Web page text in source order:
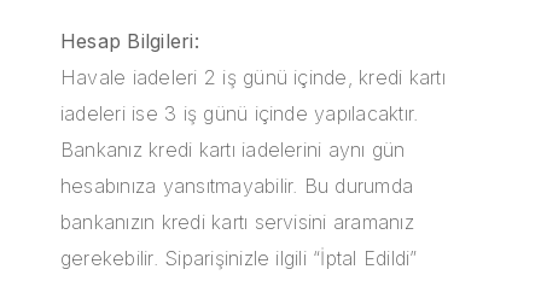
Hesap Bilgileri:
Havale iadeleri 2 iş günü içinde, kredi kartı
iadeleri ise 3 iş günü içinde yapılacaktır.
Bankanız kredi kartı iadelerini aynı gün
hesabınıza yansıtmayabilir. Bu durumda
bankanızın kredi kartı servisini aramanız
gerekebilir. Siparişinizle ilgili “İptal Edildi”